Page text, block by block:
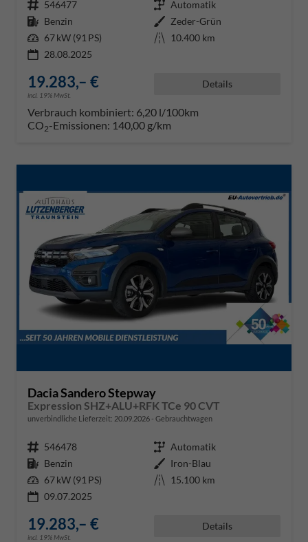
Fahrzeugnr. 546477 Getriebe Automatik
Kraftstoff Benzin Außenfarbe Zeder-Grün
Leistung 67 kW (91 PS) Kilometerstand 10.400 km
28.08.2025
19.283,– €
incl. 19% MwSt.
Details
Verbrauch kombiniert: 6,20 l/100km
CO2-Emissionen: 140,00 g/km
Dacia Sandero Stepway
Expression SHZ+ALU+RFK TCe 90 CVT
unverbindliche Lieferzeit: 20.09.2026 Gebrauchtwagen
Fahrzeugnr. 546478 Getriebe Automatik
Kraftstoff Benzin Außenfarbe Iron-Blau
Leistung 67 kW (91 PS) Kilometerstand 15.100 km
09.07.2025
19.283,– €
incl. 19% MwSt.
Details